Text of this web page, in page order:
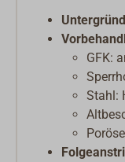
GFK:
Stahl: